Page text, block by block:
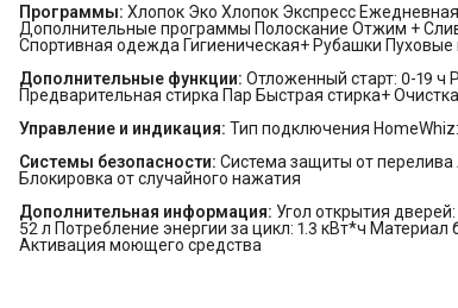
Программы: Хлопок Эко Хлопок Экспресс
Дополнительные программы Полоскание Отжим +
Спортивная одежда Гигиеническая+ Рубашки Пуховые
Дополнительные функции: Отложенный старт: 0-19 ч
Предварительная стирка Пар Быстрая стирка+
Управление и индикация: Тип подключения
Системы безопасности: Система защиты от
Блокировка от случайного нажатия
Дополнительная информация: Угол открытия
52 л Потребление энергии за цикл: 1.3 кВт*ч
Активация моющего средства